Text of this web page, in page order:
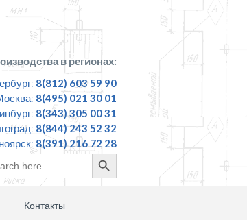
в регионах:
8(812) 603 59 90
8(495) 021 30 01
8(343) 305 00 31
8(844) 243 52 32
8(391) 216 72 28
Search
Button
Контакты